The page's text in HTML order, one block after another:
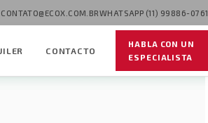
CONTATO@ECOX.COM.BRWHATSAPP (11) 99886-0761
CONTACTO
HABLA CON UN
ESPECIALISTA